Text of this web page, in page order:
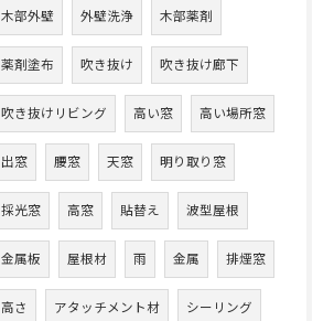
木部外壁 外壁洗浄 木部薬剤
薬剤塗布 吹き抜け 吹き抜け廊下
吹き抜けリビング 高い窓 高い場所窓
出窓 腰窓 天窓 明り取り窓
採光窓 高窓 貼替え 波型屋根
金属板 屋根材 雨 金属 排煙窓
高さ アタッチメント材 シーリング